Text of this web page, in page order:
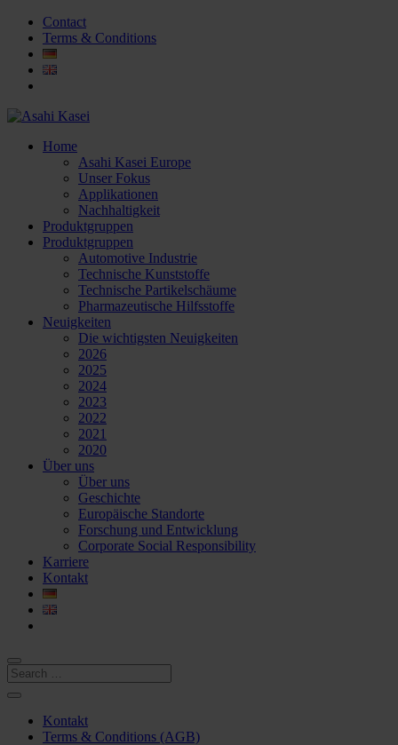
Contact
Terms & Conditions
Home
Asahi Kasei Europe
Unser Fokus
Applikationen
Nachhaltigkeit
Produktgruppen
Produktgruppen
Automotive Industrie
Technische Kunststoffe
Technische Partikelschäume
Pharmazeutische Hilfsstoffe
Neuigkeiten
Die wichtigsten Neuigkeiten
2026
2025
2024
2023
2022
2021
2020
Über uns
Über uns
Geschichte
Europäische Standorte
Forschung und Entwicklung
Corporate Social Responsibility
Karriere
Kontakt
Kontakt
Terms & Conditions (AGB)